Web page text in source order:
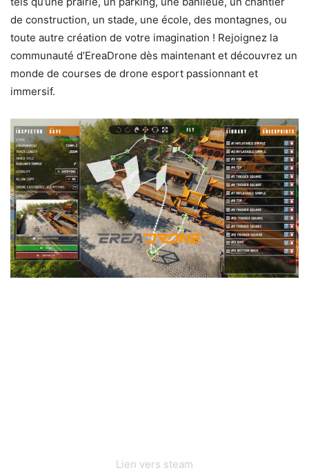
de construction, un stade, une école, des montagnes, ou
toute autre création de votre imagination ! Rejoignez la
communauté d’EreaDrone dès maintenant et découvrez un
monde de courses de drone esport passionnant et
immersif.
Lien vers steam